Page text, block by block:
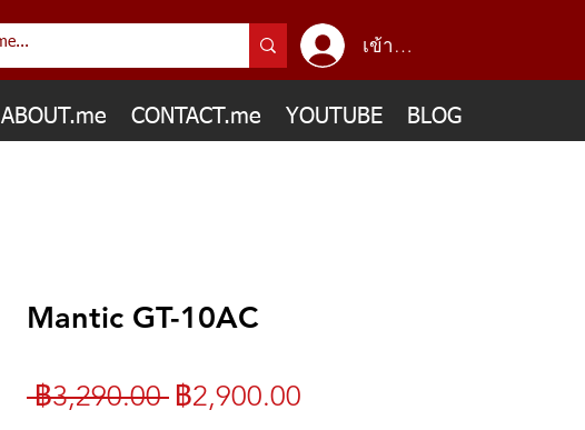
เข้าสู่ระบบ
ABOUT.me CONTACT.me YOUTUBE BLOG
Mantic GT-10AC
฿3,290.00 ราคา
฿2,900.00